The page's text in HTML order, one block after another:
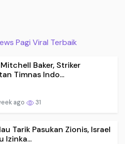
Pagi Viral Terbaik
Baker, Striker
Timnas Indo...
ago 31
Tarik Pasukan Zionis, Israel
Izinka...